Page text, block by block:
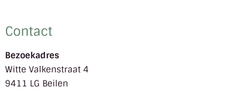
Contact
Bezoekadres
Witte Valkenstraat 4
9411 LG Beilen